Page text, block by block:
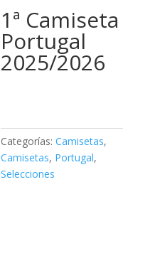
1ª Camiseta
Portugal
2025/2026
Categorías:Camisetas,
Camisetas, Portugal,
Selecciones